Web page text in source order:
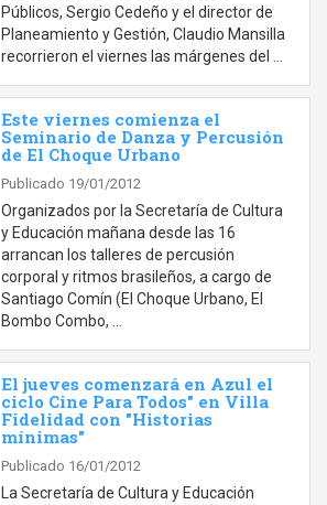
Públicos, Sergio Cedeño y el director de
Planeamiento y Gestión, Claudio Mansilla
recorrieron el viernes las márgenes del …
Este viernes comienza el
Seminario de Danza y Percusión
de El Choque Urbano
Publicado 19/01/2012
Organizados por la Secretaría de Cultura
y Educación mañana desde las 16
arrancan los talleres de percusión
corporal y ritmos brasileños, a cargo de
Santiago Comín (El Choque Urbano, El
Bombo Combo, …
El jueves comenzará en Azul el
ciclo Cine Para Todos" en Villa
Fidelidad con "Historias
mínimas"
Publicado 16/01/2012
La Secretaría de Cultura y Educación